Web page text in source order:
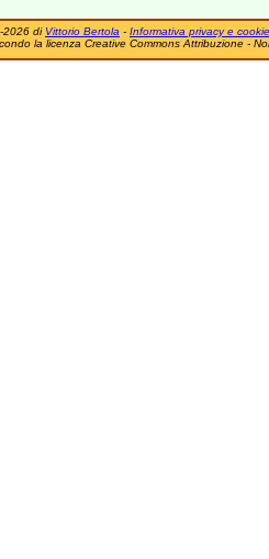
2026 di Vittorio Bertola - Informativa privacy e cookie
la licenza Creative Commons Attribuzione -